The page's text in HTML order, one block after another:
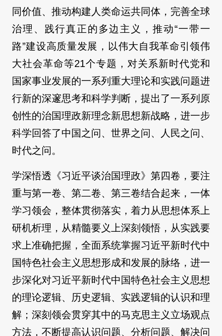
同价值、推动构建人类命运共同体，完善全球
治理、践行真正的多边主义，推动“一带一
路”建设高质量发展，以伟大自我革命引领伟
大社会革命等21个专题，对关系新时代党和
国家事业发展的一系列重大理论和实践问题进
行新的深邃思考和科学判断，提出了一系列原
创性的治国理政新理念新思想新战略，进一步
科学回答了中国之问、世界之问、人民之问、
时代之问。
学深悟透《习近平谈治国理政》第四卷，要注
重与第一卷、第二卷、第三卷结合起来，一体
学习领会，整体贯彻落实，着力从思想体系上
研机析理，从精髓要义上深刻领悟，从实践要
求上准确把握，全面系统掌握习近平新时代中
国特色社会主义思想形成和发展的脉络，进一
步深化对习近平新时代中国特色社会主义思想
的理论逻辑、历史逻辑、实践逻辑的认识和理
解；深刻领会贯穿其中的马克思主义立场观点
方法，不断提高认识问题、分析问题、解决问